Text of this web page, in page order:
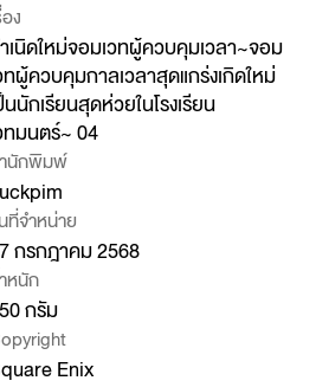
ง
เนิดใหม่จอมเวทผู้ควบคุมเวลา~จอม
ทผู้ควบคุมกาลเวลาสุดแกร่งเกิดใหม่
นนักเรียนสุดห่วยในโรงเรียน
ทมนตร์~ 04
นักพิมพ์
ที่จำหน่าย
กรกฎาคม 2568
หนัก
กรัม
Enix